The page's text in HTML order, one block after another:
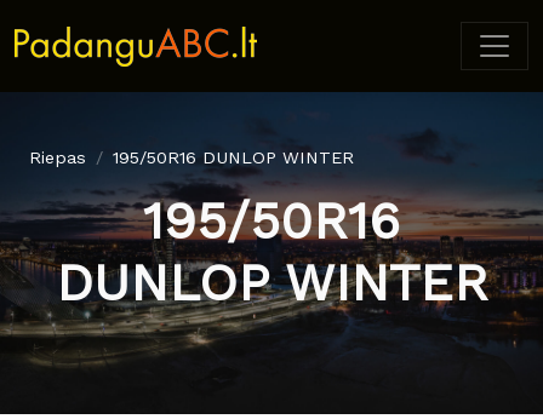
Riepas 195/50R16 DUNLOP WINTER
195/50R16
DUNLOP WINTER